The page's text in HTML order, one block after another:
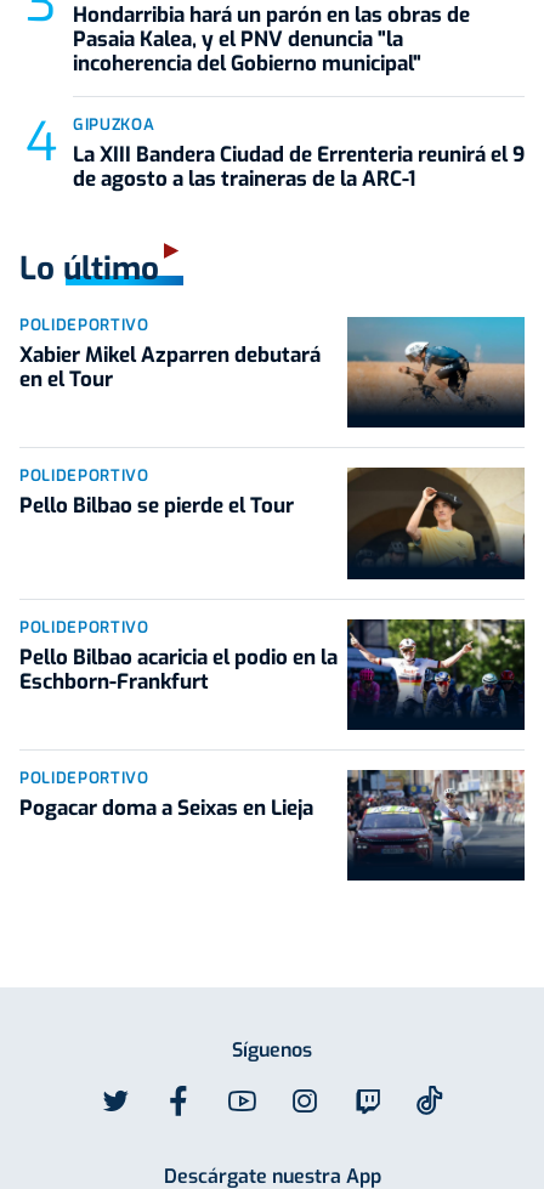
Hondarribia hará un parón en las obras de
Pasaia Kalea, y el PNV denuncia "la
incoherencia del Gobierno municipal"
GIPUZKOA
La XIII Bandera Ciudad de Errenteria reunirá el 9
de agosto a las traineras de la ARC-1
Lo último
POLIDEPORTIVO
Xabier Mikel Azparren debutará
en el Tour
POLIDEPORTIVO
Pello Bilbao se pierde el Tour
POLIDEPORTIVO
Pello Bilbao acaricia el podio en la
Eschborn-Frankfurt
POLIDEPORTIVO
Pogacar doma a Seixas en Lieja
Síguenos
Descárgate nuestra App